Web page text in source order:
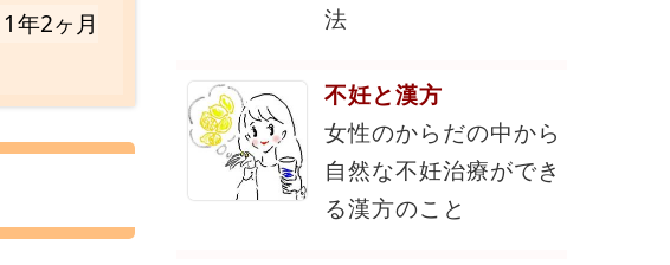
1年2ヶ月
法
不妊と漢方
女性のからだの中から
自然な不妊治療ができ
る漢方のこと